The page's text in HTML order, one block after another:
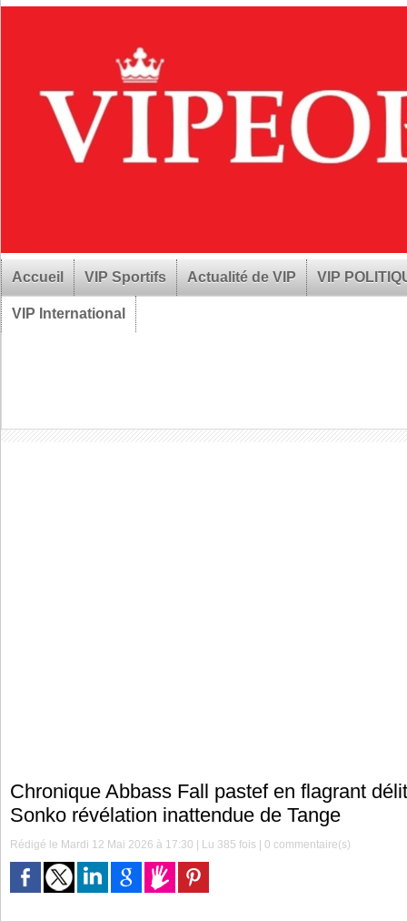
Accueil VIP Sportifs Actualité de VIP VIP
VIP International
Chronique Abbass Fall pastef en flagrant
Sonko révélation inattendue de Tange
Rédigé le Mardi 12 Mai 2026 à 17:30 | Lu 385 fois |0 commentaire(s)